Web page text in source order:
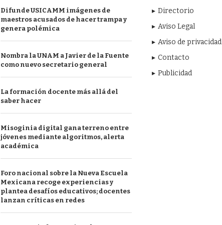
Difunde USICAMM imágenes de
maestros acusados de hacer trampa y
genera polémica
Nombra la UNAM a Javier de la Fuente
como nuevo secretario general
La formación docente más allá del
saber hacer
Misoginia digital gana terreno entre
jóvenes mediante algoritmos, alerta
académica
Foro nacional sobre la Nueva Escuela
Mexicana recoge experiencias y
plantea desafíos educativos; docentes
lanzan críticas en redes
Directorio
Aviso Legal
Aviso de privacidad
Contacto
Publicidad